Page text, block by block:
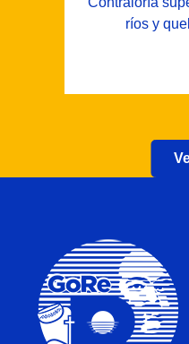
ríos y